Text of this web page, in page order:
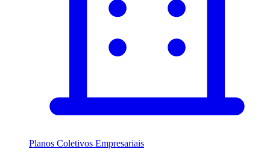
Planos Coletivos Empresariais